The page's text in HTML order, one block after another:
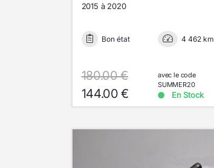
2015 à 2020
Bon état 4 462 km
180.00 €
144.00 €
avec le code
SUMMER20
En Stock